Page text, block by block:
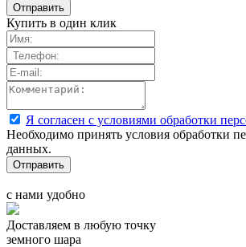
Купить в один клик
Я согласен с условиями обработки
Необходимо принять условия обработки
данных.
с нами удобно
Доставляем в любую точку
земного шара